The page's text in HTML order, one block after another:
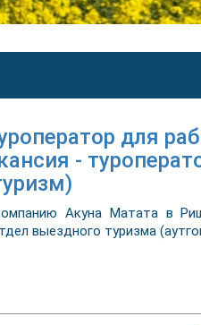
для
-
Акуна Матата в
выездного туризма